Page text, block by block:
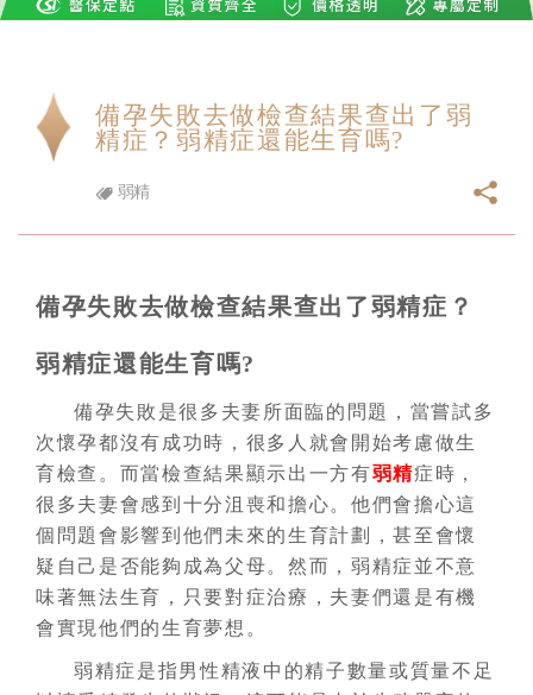
備孕失敗去做檢查結果查出了弱
精症？弱精症還能生育嗎?
弱精
備孕失敗去做檢查結果查出了弱精症？
弱精症還能生育嗎?
備孕失敗是很多夫妻所面臨的問題，當嘗試多
次懷孕都沒有成功時，很多人就會開始考慮做生
育檢查。而當檢查結果顯示出一方有弱精症時，
很多夫妻會感到十分沮喪和擔心。他們會擔心這
個問題會影響到他們未來的生育計劃，甚至會懷
疑自己是否能夠成為父母。然而，弱精症並不意
味著無法生育，只要對症治療，夫妻們還是有機
會實現他們的生育夢想。
弱精症是指男性精液中的精子數量或質量不足